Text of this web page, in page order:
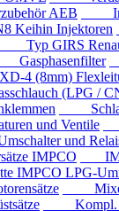
AEB
Injektoren
Typ GIRS
Gasphasenfilter
4 (8mm)
(LPG /
und Ventile
und
IMPCO
LPG-
Mixer
Kompl.